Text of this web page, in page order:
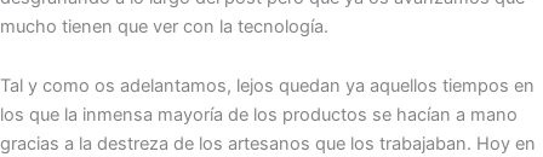
mucho tienen que ver con la tecnología.
Tal y como os adelantamos, lejos quedan ya aquellos tiempos en
los que la inmensa mayoría de los productos se hacían a mano
gracias a la destreza de los artesanos que los trabajaban. Hoy en